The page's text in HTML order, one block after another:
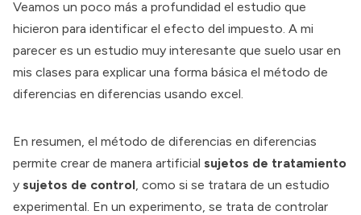
Veamos un poco más a profundidad el estudio que
hicieron para identificar el efecto del impuesto. A mi
parecer es un estudio muy interesante que suelo usar en
mis clases para explicar una forma básica el método de
diferencias en diferencias usando excel.
En resumen, el método de diferencias en diferencias
permite crear de manera artificial sujetos de tratamiento
y sujetos de control, como si se tratara de un estudio
experimental. En un experimento, se trata de controlar